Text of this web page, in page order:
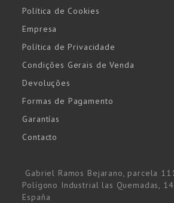
Política de Cookies
Empresa
Política de Privacidade
Condições Gerais de Venda
Devoluções
Formas de Pagamento
Garantías
Contacto
Gabriel Ramos Bejarano, parcela
Polígono Industrial las Quemadas,
España